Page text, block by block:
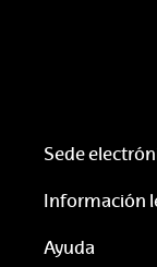
Sede
Información
Ayuda